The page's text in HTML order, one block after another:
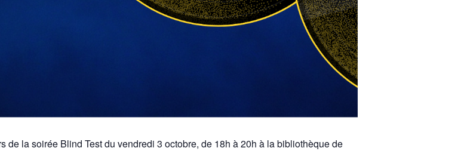
de la soirée Blind Test du vendredi 3 octobre, de 18h à 20h à la bibliothèque de